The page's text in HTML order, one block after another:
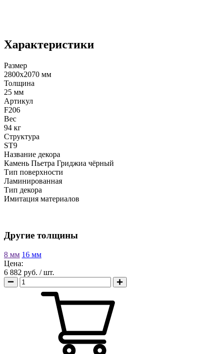
Характеристики
Размер
2800х2070 мм
Толщина
25 мм
Артикул
F206
Вес
94 кг
Структура
ST9
Название декора
Камень Пьетра Гриджиа чёрный
Тип поверхности
Ламинированная
Тип декора
Имитация материалов
Другие толщины
8 мм 16 мм
Цена:
6 882 руб. / шт.